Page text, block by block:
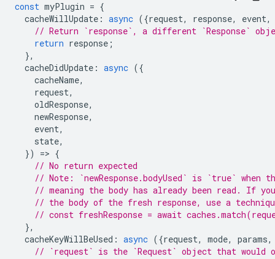
const myPlugin = {
cacheWillUpdate : async ({request, response, event,
// Return `response`, a different `Response`
return response ;
},
cacheDidUpdate : async ({
cacheName,
request,
oldResponse,
newResponse,
event,
state,
})
=> {
// No return expected
// Note: `newResponse.bodyUsed` is `true`
// meaning the body has already been read. If
// the body of the fresh response, use a
// const freshResponse = await
},
cacheKeyWillBeUsed : async ({request, mode, params,
// `request` is the `Request` object that would